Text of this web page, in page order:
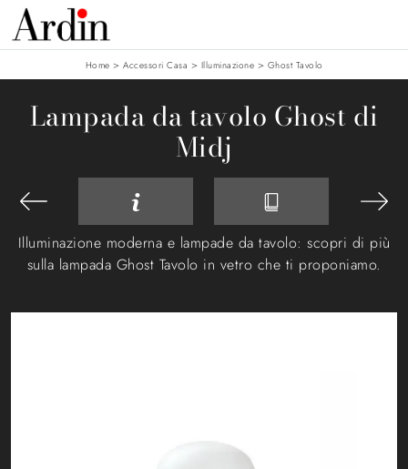
Home > Accessori Casa > Illuminazione > Ghost Tavolo
Lampada da tavolo Ghost di
Midj
Illuminazione moderna e lampade da tavolo: scopri di più
sulla lampada Ghost Tavolo in vetro che ti proponiamo.